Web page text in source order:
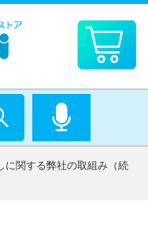
に関する弊社の取組み（続